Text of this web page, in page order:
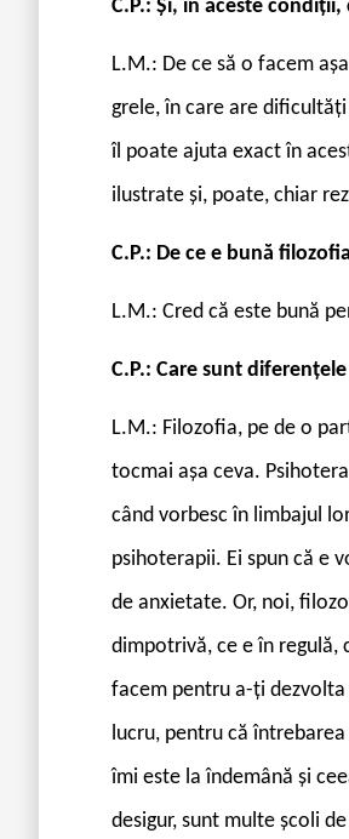
C.P.: Și, în aceste
L.M.: De ce să o facem
grele, în care are
îl poate ajuta exact în
ilustrate și, poate, chiar
C.P.: De ce e bună
L.M.: Cred că este bună
C.P.: Care sunt
L.M.: Filozofia, pe de o
tocmai așa ceva.
când vorbesc în limbajul
psihoterapii. Ei spun că e
de anxietate. Or, noi,
dimpotrivă, ce e în regulă,
facem pentru a-ți
lucru, pentru că
îmi este la îndemână și
desigur, sunt multe școli